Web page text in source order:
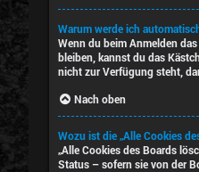
Warum werde ich
Wenn du beim Anmelden
bleiben, kannst du das
nicht zur Verfügung steht,
Nach oben
Wozu ist die „Alle Cookies
„Alle Cookies des Boards
Status – sofern sie von der